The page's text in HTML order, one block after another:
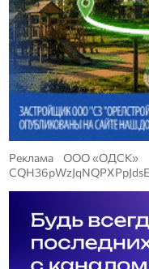
Реклама ООО «ОДСК»